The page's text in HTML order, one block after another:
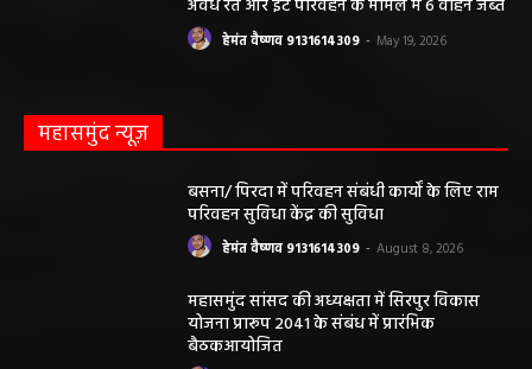
अवैध रेत और ईंट परिवहन के मामले में 6 वाहन जब्त
हेमंत वैष्णव 9131614309 - May 19, 2026
महासमुंद न्यूज़
बसना/ पिरदा में परिवहन संबंधी कार्यों के लिए राम
परिवहन सुविधा केंद्र की सुविधा
हेमंत वैष्णव 9131614309 - August 8, 2026
महासमुंद सांसद की अध्यक्षता में सिरपुर विकास
योजना प्रारूप 2041 के संबंध में प्रारंभिक
बैठकआयोजित